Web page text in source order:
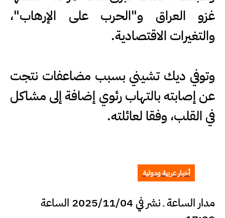
غزو العراق و"الحرب على الإرهاب"،
والتغيرات الاقتصادية.
وتوفي ديك تشيني بسبب مضاعفات نتجت
عن إصابته بالتهاب رئوي إضافة إلى مشاكل
في القلب، وفقا لعائلته.
أخبار عربية ودولية
مدار الساعة ـ نشر في 2025/11/04 الساعة